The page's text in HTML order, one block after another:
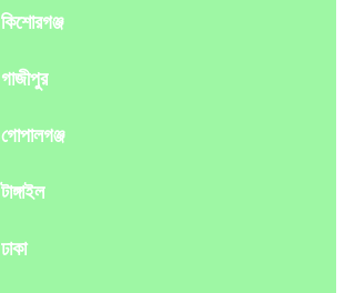
কিশোরগঞ্জ
গাজীপুর
গোপালগঞ্জ
টাঙ্গাইল
ঢাকা